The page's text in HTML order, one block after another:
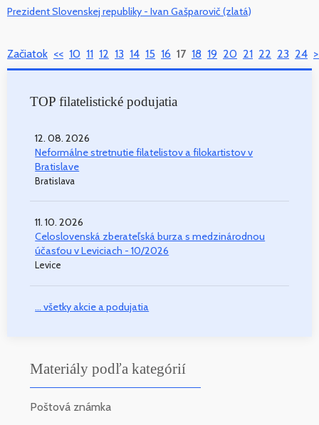
Prezident Slovenskej republiky - Ivan Gašparovič (zlatá)
Začiatok << 10 11 12 13 14 15 16 17 18 19 20 21 22 23 24
TOP filatelistické podujatia
12. 08. 2026
Neformálne stretnutie filatelistov a filokartistov v
Bratislave
Bratislava
11. 10. 2026
Celoslovenská zberateľská burza s medzinárodnou
účasťou v Leviciach - 10/2026
Levice
... všetky akcie a podujatia
Materiály podľa kategórií
Poštová známka